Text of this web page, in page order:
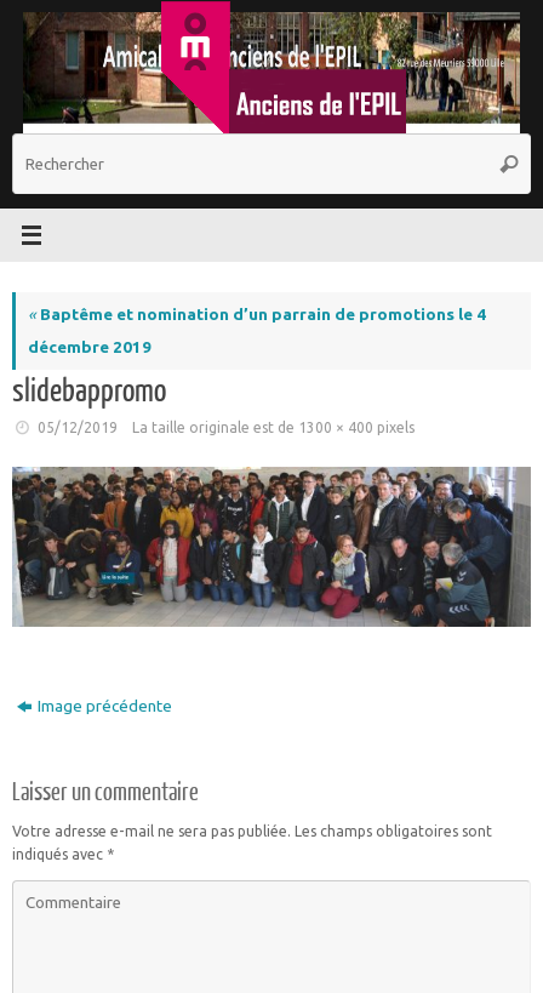
Passer
:
«Baptême et nomination d’un parrain de promotions le 4
décembre 2019
slidebappromo
05/12/2019 La taille originale est de 1300 × 400 pixels
Image précédente
Laisser un commentaire
Votre adresse e-mail ne sera pas publiée. Les champs obligatoires sont
indiqués avec *